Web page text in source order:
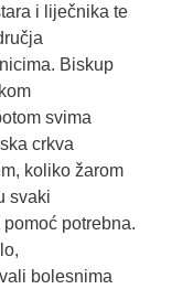
i liječnika te
Biskup
svima
crkva
koliko žarom
svaki
potrebna.
bolesnima